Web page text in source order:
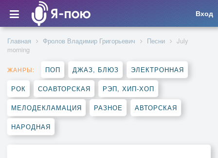
Вход
Главная Фролов Владимир Григорьевич Песни
July
morning
ЖАНРЫ: ПОП ДЖАЗ, БЛЮЗ ЭЛЕКТРОННАЯ
РОК СОАВТОРСКАЯ РЭП, ХИП-ХОП
МЕЛОДЕКЛАМАЦИЯ РАЗНОЕ АВТОРСКАЯ
НАРОДНАЯ